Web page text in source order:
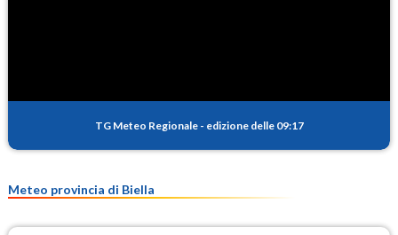
PM25
TG Meteo Regionale - edizione delle 09:17
Meteo provincia di Biella